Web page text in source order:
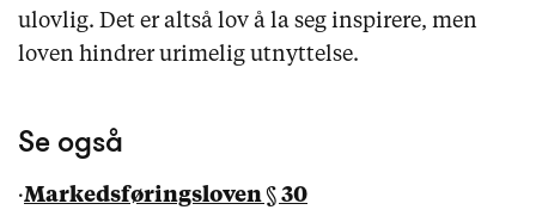
ulovlig. Det er altså lov å la seg inspirere, men
loven hindrer urimelig utnyttelse.
Se også
·Markedsføringsloven § 30